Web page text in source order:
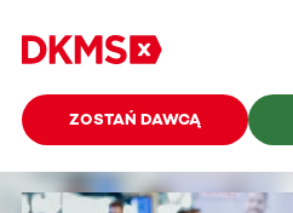
ZOSTAŃ DAWCĄ